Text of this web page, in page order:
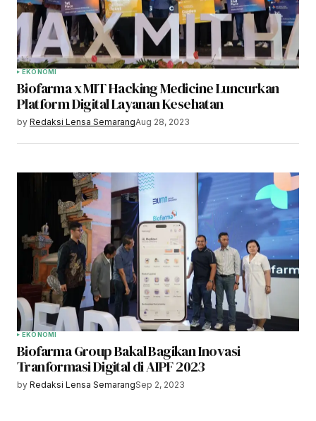
EKONOMI
Biofarma x MIT Hacking Medicine Luncurkan
Platform Digital Layanan Kesehatan
by Redaksi Lensa SemarangAug 28, 2023
EKONOMI
Biofarma Group Bakal Bagikan Inovasi
Tranformasi Digital di AIPF 2023
by Redaksi Lensa SemarangSep 2, 2023